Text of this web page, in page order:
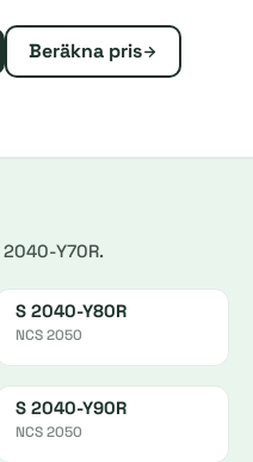
Beräkna pris
Y70R.
S 2040-Y80R
NCS 2050
S 2040-Y90R
NCS 2050